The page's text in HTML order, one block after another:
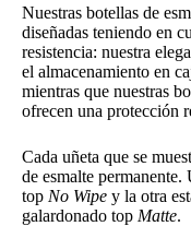
Nuestras botellas de
diseñadas teniendo en
resistencia: nuestra
el almacenamiento en
mientras que nuestras
ofrecen una protección
Cada uñeta que se
de esmalte
top No Wipe y la otra
galardonado top Matte.